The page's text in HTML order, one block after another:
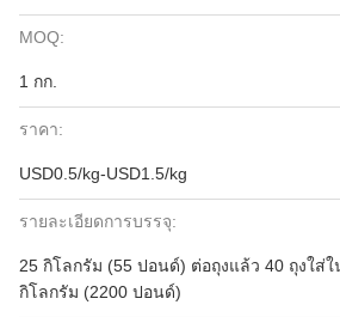
MOQ:
1 กก.
ราคา:
USD0.5/kg-USD1.5/kg
รายละเอียดการบรรจุ:
25 กิโลกรัม (55 ปอนด์) ต่อถุงแล้ว 40 ถุงใส่
กิโลกรัม (2200 ปอนด์)